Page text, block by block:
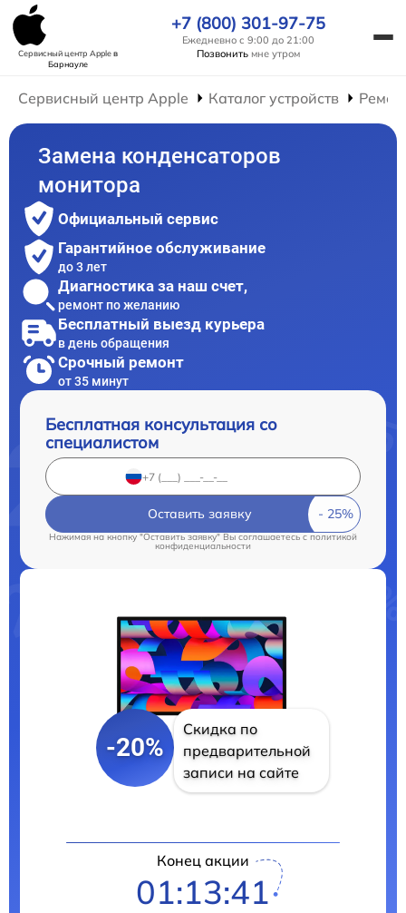
Сервисный центр Appleв
Барнауле
+7 (800) 301-97-75
Ежедневно с 9:00 до 21:00
Позвонить мне утром
Сервисный центр Apple Каталог устройств
Замена конденсаторов
монитора
Официальный сервис
Гарантийное обслуживание
до 3 лет
Диагностика за наш счет,
ремонт по желанию
Бесплатный выезд курьера
в день обращения
Срочный ремонт
от 35 минут
Бесплатная консультация со
специалистом
Оставить заявку
Нажимая на кнопку "Оставить заявку" Вы соглашаетесь cполитикой
конфиденциальности
-20%
Скидка по
предварительной
записи на сайте
Конец акции
01:13:40